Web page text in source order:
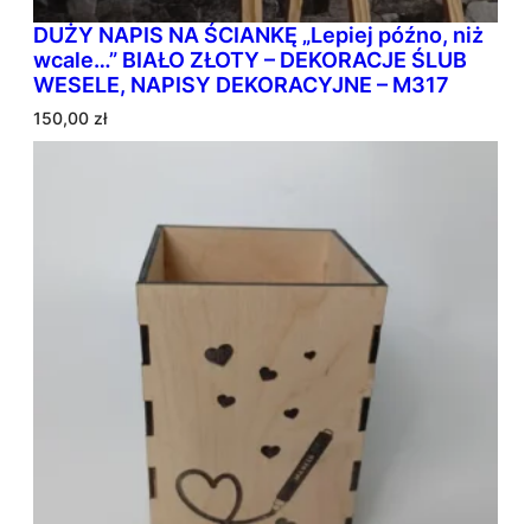
DUŻY NAPIS NA ŚCIANKĘ „Lepiej późno, niż
wcale…” BIAŁO ZŁOTY – DEKORACJE ŚLUB
WESELE, NAPISY DEKORACYJNE – M317
150,00 zł